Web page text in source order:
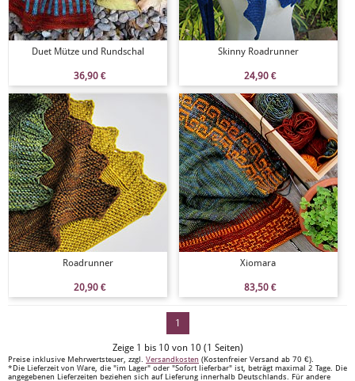
Duet Mütze und Rundschal
36,90 €
Skinny Roadrunner
24,90 €
Roadrunner
20,90 €
Xiomara
83,50 €
1
Zeige 1 bis 10 von 10 (1 Seiten)
Preise inklusive Mehrwertsteuer, zzgl. Versandkosten (Kostenfreier Versand ab 70 €).
*Die Lieferzeit von Ware, die "im Lager" oder "Sofort lieferbar" ist, beträgt maximal 2 Tage. Die
angegebenen Lieferzeiten beziehen sich auf Lieferung innerhalb Deutschlands. Für andere